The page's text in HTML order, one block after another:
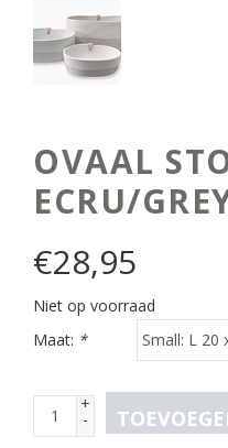
OVAAL
ECRU/
€28,95
Niet op voorraad
Maat: *
+
-